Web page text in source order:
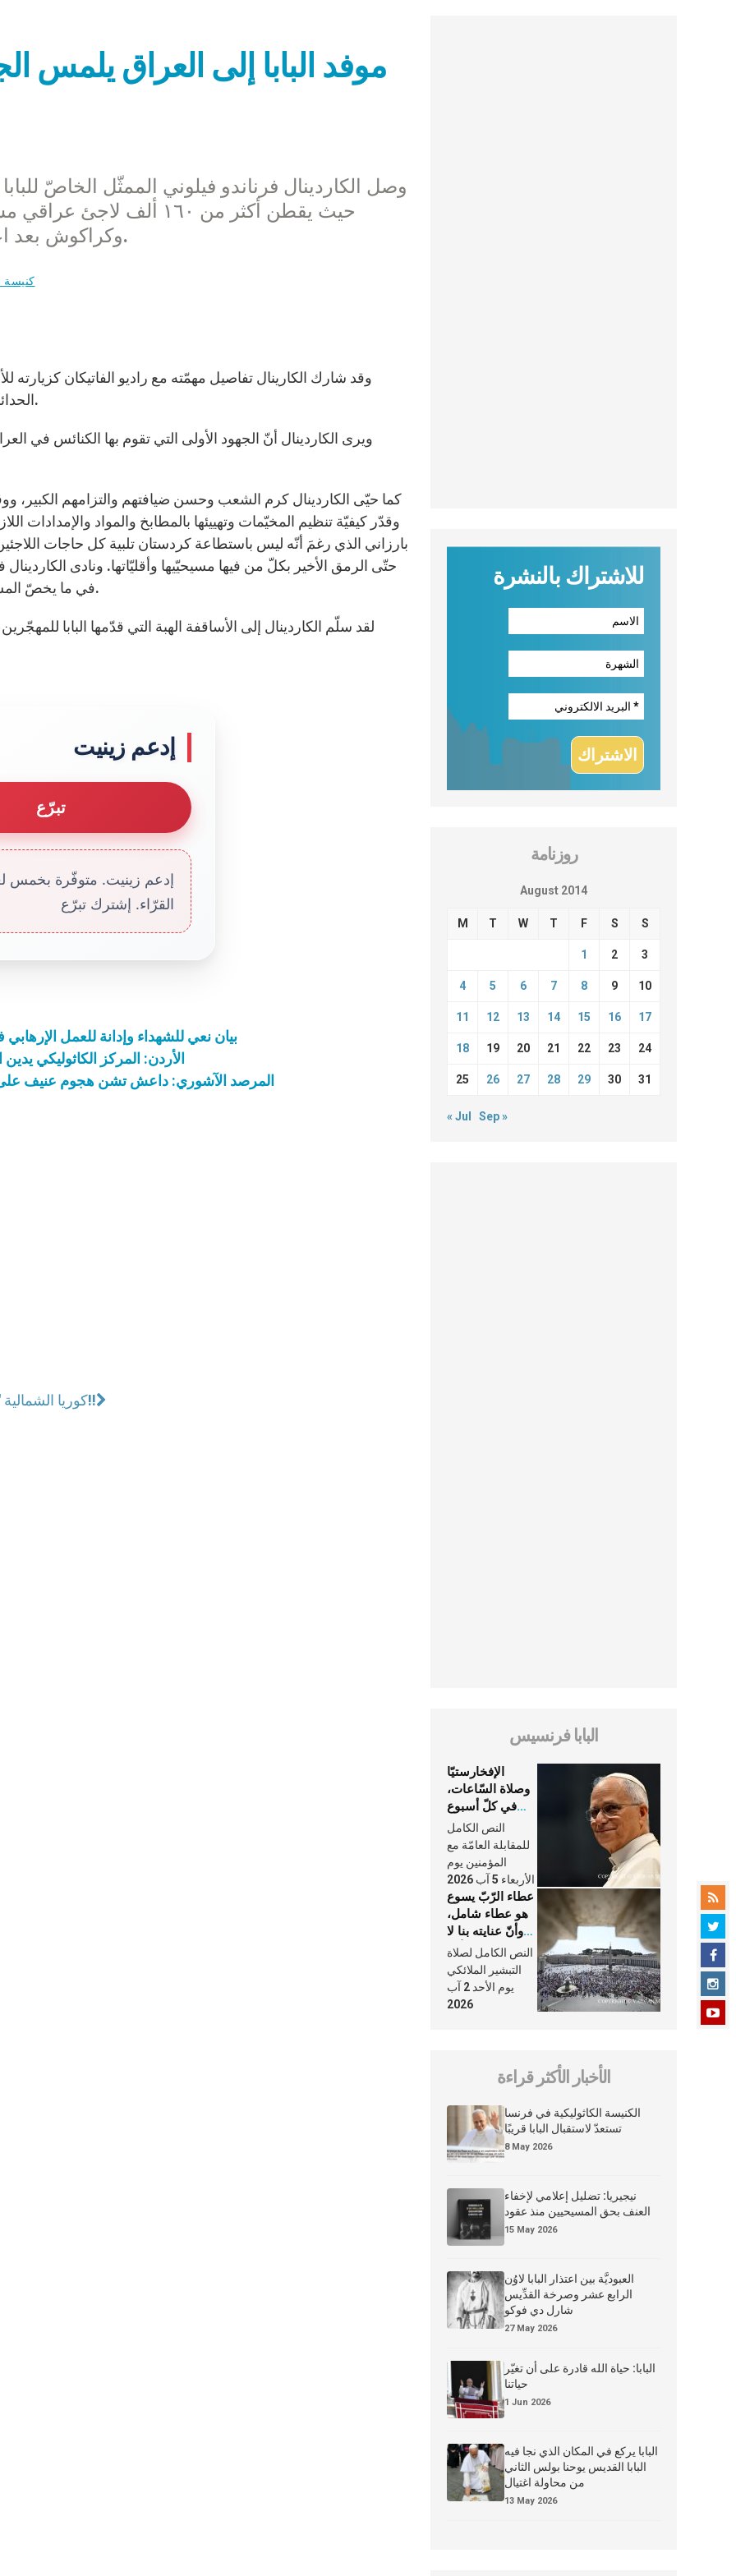
موفد البابا إلى العراق يلمس
وصل الكاردينال فرناندو فيلوني الممثّل الخاصّ
حيث يقطن أكثر من ١٦٠
وكراكوش بعد اعتداءات جهاديّي الدولة الإسلاميّة عليهم.
كنيسة
وقد شارك الكارينال تفاصيل مهمّته مع راديو الفاتيكان
الحدائق وداخل الكنائس والمدارس أو عند عائلات احتضنتهم.
ويرى الكاردينال أنّ الجهود الأولى التي تقوم بها الكنائس في
كما حيّى الكاردينال كرم الشعب وحسن ضيافتهم والتزامهم الكبير،
وقدّر كيفيّة تنظيم المخيّمات وتهييئها بالمطابخ والمواد
بارزاني الذي رغمَ أنّه ليس باستطاعة كردستان تلبية كل حاجات
حتّى الرمق الأخير بكلّ من فيها مسيحيّيها وأقليّاتها. ونادى
في ما يخصّ المساعدات الإنسانيّة بل من الناحية السياسيّة والعسكريّة.
لقد سلّم الكاردينال إلى الأساقفة الهبة التي قدّمها البابا
إدعم زينيت
تبرّع
إدعم زينيت. متوفّرة بخمس
القرّاء. إشترك تبرّع
بيان نعي للشهداء وإدانة للعمل الإرهابي في
الأردن: المركز الكاثوليكي
المرصد الآشوري: داعش تشن هجوم عنيف
كوريا الشمالية "ترحب" بالبابا فرنسيس بطريقة خاصة جدًا!!
للاشتراك بالنشرة
روزنامة
August 2014
M T W T F S S
1 2 3
4 5 6 7 8 9 10
11 12 13 14 15 16 17
18 19 20 21 22 23 24
25 26 27 28 29 30 31
« Jul Sep »
البابا فرنسيس
الإفخارستيّا
وصلاة السّاعات،
في كلّ أسبوع
وكلّ يوم، هما
النَّفَس في حياة
الكنيسة
النص الكامل
للمقابلة العامّة مع
المؤمنين يوم
الأربعاء 5 آب 2026
عطاء الرّبّ يسوع
هو عطاء شامل،
وأنّ عنايته بنا لا
تغيب عنّا أبدًا
النص الكامل لصلاة
التبشير الملائكي
يوم الأحد 2 آب
2026
الأخبار الأكثر قراءة
الكنيسة الكاثوليكية في فرنسا
تستعدّ لاستقبال البابا قريبًا
8 May 2026
نيجيريا: تضليل إعلامي لإخفاء
العنف بحق المسيحيين منذ عقود
15 May 2026
العبوديَّة بين اعتذار البابا لاوُن
الرابع عشر وصرخة القدِّيس
شارل دي فوكو
27 May 2026
البابا: حياة الله قادرة على أن تغيّر
حياتنا
1 Jun 2026
البابا يركع في المكان الذي نجا فيه
البابا القديس يوحنا بولس الثاني
من محاولة اغتيال
13 May 2026